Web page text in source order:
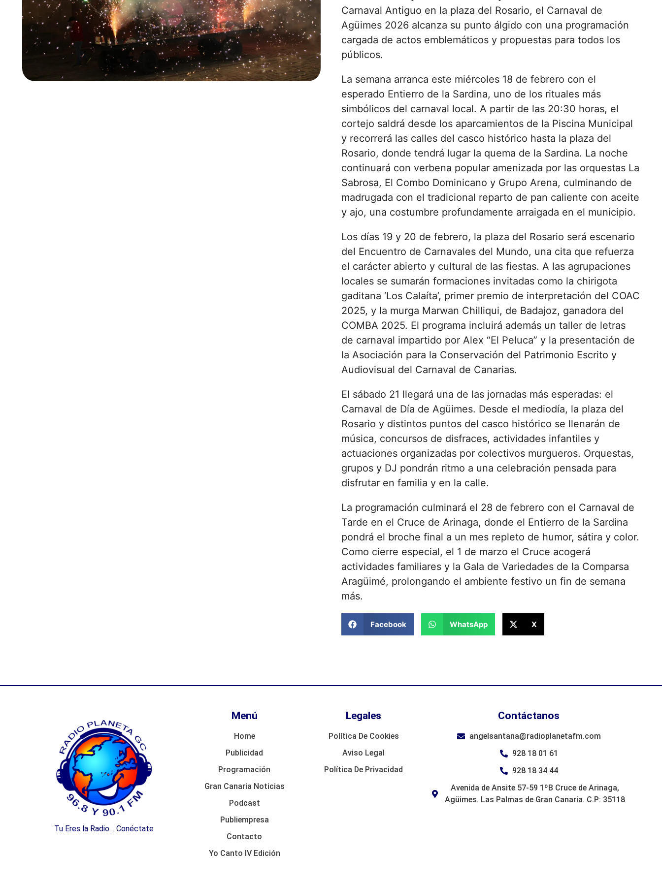
Carnaval Antiguo en la plaza del Rosario, el Carnaval de
Agüimes 2026 alcanza su punto álgido con una programación
cargada de actos emblemáticos y propuestas para todos los
públicos.
La semana arranca este miércoles 18 de febrero con el
esperado Entierro de la Sardina, uno de los rituales más
simbólicos del carnaval local. A partir de las 20:30 horas, el
cortejo saldrá desde los aparcamientos de la Piscina Municipal
y recorrerá las calles del casco histórico hasta la plaza del
Rosario, donde tendrá lugar la quema de la Sardina. La noche
continuará con verbena popular amenizada por las orquestas La
Sabrosa, El Combo Dominicano y Grupo Arena, culminando de
madrugada con el tradicional reparto de pan caliente con aceite
y ajo, una costumbre profundamente arraigada en el municipio.
Los días 19 y 20 de febrero, la plaza del Rosario será escenario
del Encuentro de Carnavales del Mundo, una cita que refuerza
el carácter abierto y cultural de las fiestas. A las agrupaciones
locales se sumarán formaciones invitadas como la chirigota
gaditana ‘Los Calaíta’, primer premio de interpretación del COAC
2025, y la murga Marwan Chilliqui, de Badajoz, ganadora del
COMBA 2025. El programa incluirá además un taller de letras
de carnaval impartido por Alex “El Peluca” y la presentación de
la Asociación para la Conservación del Patrimonio Escrito y
Audiovisual del Carnaval de Canarias.
El sábado 21 llegará una de las jornadas más esperadas: el
Carnaval de Día de Agüimes. Desde el mediodía, la plaza del
Rosario y distintos puntos del casco histórico se llenarán de
música, concursos de disfraces, actividades infantiles y
actuaciones organizadas por colectivos murgueros. Orquestas,
grupos y DJ pondrán ritmo a una celebración pensada para
disfrutar en familia y en la calle.
La programación culminará el 28 de febrero con el Carnaval de
Tarde en el Cruce de Arinaga, donde el Entierro de la Sardina
pondrá el broche final a un mes repleto de humor, sátira y color.
Como cierre especial, el 1 de marzo el Cruce acogerá
actividades familiares y la Gala de Variedades de la Comparsa
Aragüimé, prolongando el ambiente festivo un fin de semana
más.
Facebook WhatsApp X
Tu Eres la Radio… Conéctate
Menú
Home
Publicidad
Programación
Gran Canaria Noticias
Podcast
Publiempresa
Contacto
Yo Canto IV Edición
Legales
Política De Cookies
Aviso Legal
Política De Privacidad
Contáctanos
angelsantana@radioplanetafm.com
928 18 01 61
928 18 34 44
Avenida de Ansite 57-59 1ºB Cruce de Arinaga,
Agüimes. Las Palmas de Gran Canaria. C.P: 35118